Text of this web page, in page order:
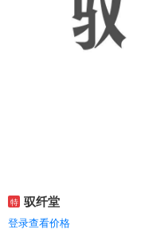
特 驭纤堂
登录查看价格